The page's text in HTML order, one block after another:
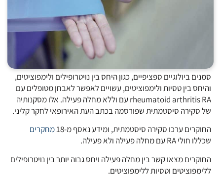
סמנים ביולוגיים ספציפיים, כגון היחס בין נויטרופילים ולימפוציטים,
והיחס בין טסיות ולימפוציטים, עשויים לאפשר לאבחן מטופלים עם
rheumatoid arthritis RA עם וללא מחלה פעילה. אלו מסקנותיה
של סקירה סיסטמתית שפורסמה בכתב העת האירופאי לחקר קליני.
החוקרים ערכו סקירה סיסטמתית, ומידע נאסף מ-18
מחקרים
שכללו חולי RA עם מחלה פעילה ולא פעילה.
החוקרים מצאו קשר בין מחלה פעילה ויחס גבוה יותר בין נויטרופילים
ללימפוציטים וטסיות ללימפוציטים.